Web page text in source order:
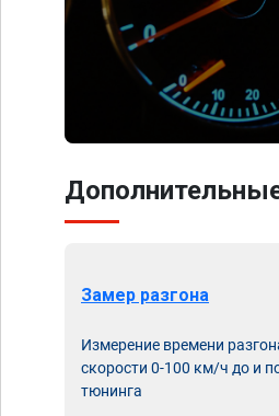
Замер разгона
Измерение времени
скорости 0-100 км/ч до и
тюнинга